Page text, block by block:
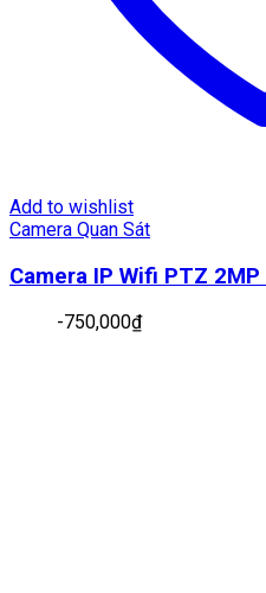
Add to wishlist
Camera Quan Sát
Camera IP Wifi PTZ
-750,000₫